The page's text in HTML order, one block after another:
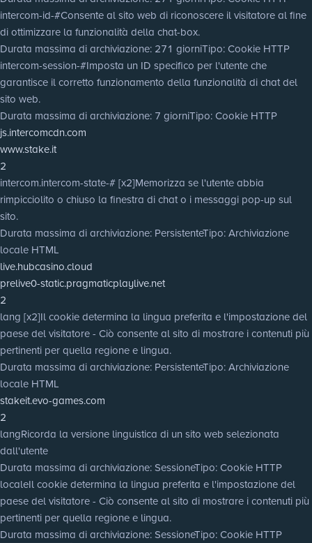
intercom-id-#Consente al sito web di riconoscere il visitatore al fine
di ottimizzare la funzionalità della chat-box.
Durata massima di archiviazione: 271 giorniTipo: Cookie HTTP
intercom-session-#Imposta un ID specifico per l'utente che
garantisce il corretto funzionamento della funzionalità di chat del
sito web.
Durata massima di archiviazione: 7 giorniTipo: Cookie HTTP
js.intercomcdn.com
www.stake.it
2
intercom.intercom-state-# [x2]Memorizza se l'utente abbia
rimpicciolito o chiuso la finestra di chat o i messaggi pop-up sul
sito.
Durata massima di archiviazione: PersistenteTipo: Archiviazione
locale HTML
live.hubcasino.cloud
prelive0-static.pragmaticplaylive.net
2
lang [x2]Il cookie determina la lingua preferita e l'impostazione del
paese del visitatore - Ciò consente al sito di mostrare i contenuti più
pertinenti per quella regione e lingua.
Durata massima di archiviazione: PersistenteTipo: Archiviazione
locale HTML
stakeit.evo-games.com
2
langRicorda la versione linguistica di un sito web selezionata
dall'utente
Durata massima di archiviazione: SessioneTipo: Cookie HTTP
localeIl cookie determina la lingua preferita e l'impostazione del
paese del visitatore - Ciò consente al sito di mostrare i contenuti più
pertinenti per quella regione e lingua.
Durata massima di archiviazione: SessioneTipo: Cookie HTTP